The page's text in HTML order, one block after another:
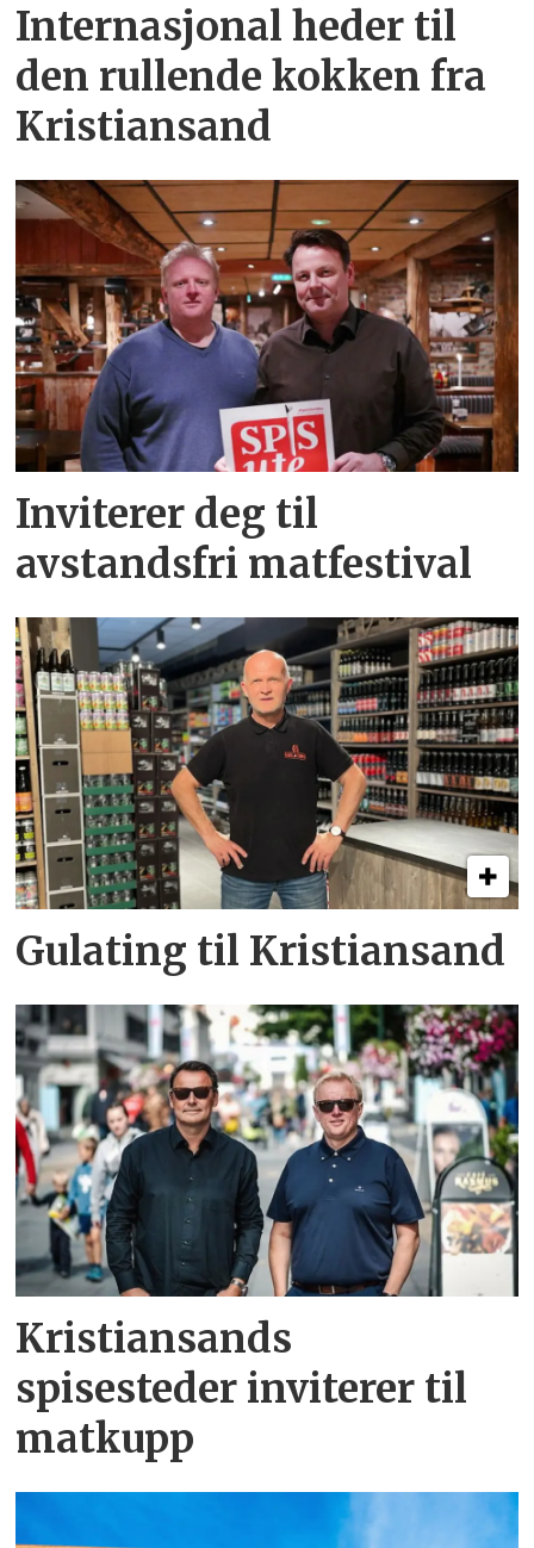
Internasjonal heder til
den rullende kokken fra
Kristiansand
Inviterer deg til
avstandsfri matfestival
Gulating til Kristiansand
Kristiansands
spisesteder inviterer til
matkupp